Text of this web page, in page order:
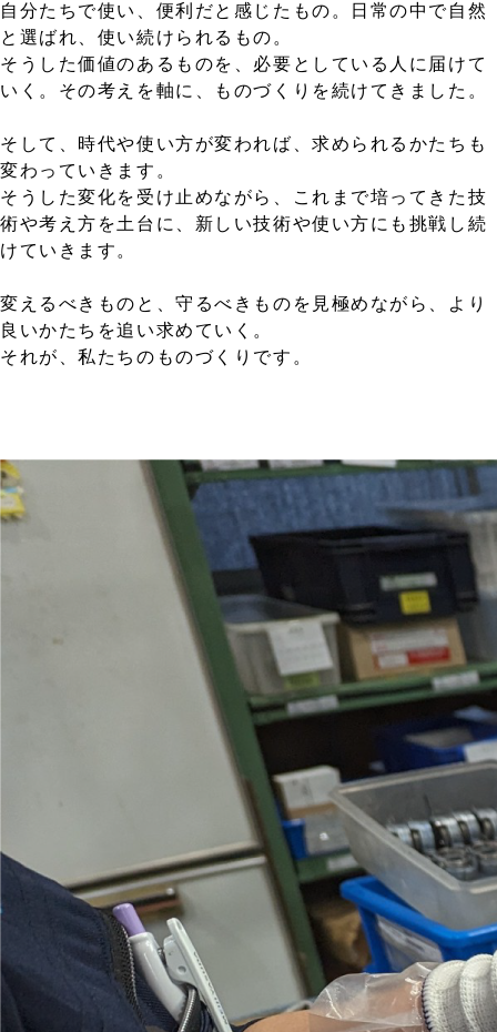
自分たちで使い、便利だと感じたもの。日常の中で自然
と選ばれ、使い続けられるもの。
そうした価値のあるものを、必要としている人に届けて
いく。その考えを軸に、ものづくりを続けてきました。
そして、時代や使い方が変われば、求められるかたちも
変わっていきます。
そうした変化を受け止めながら、これまで培ってきた技
術や考え方を土台に、新しい技術や使い方にも挑戦し続
けていきます。
変えるべきものと、守るべきものを見極めながら、より
良いかたちを追い求めていく。
それが、私たちのものづくりです。